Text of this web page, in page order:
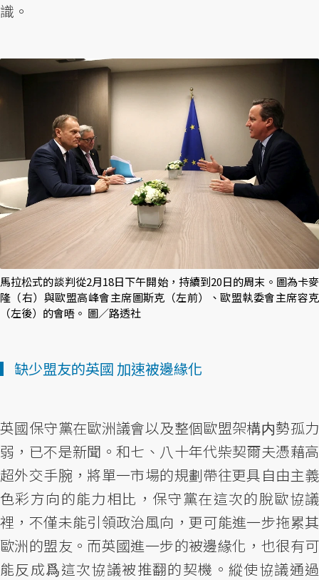
識。
馬拉松式的談判從2月18日下午開始，持續到20日的周末。圖為卡麥
隆（右）與歐盟高峰會主席圖斯克（左前）、歐盟執委會主席容克
（左後）的會晤。 圖／路透社
▎缺少盟友的英國 加速被邊緣化
英國保守黨在歐洲議會以及整個歐盟架構内勢孤力
弱，已不是新聞。和七、八十年代柴契爾夫憑藉高
超外交手腕，將單一市場的規劃帶往更具自由主義
色彩方向的能力相比，保守黨在這次的脫歐協議
裡，不僅未能引領政治風向，更可能進一步拖累其
歐洲的盟友。而英國進一步的被邊緣化，也很有可
能反成爲這次協議被推翻的契機。縱使協議通過